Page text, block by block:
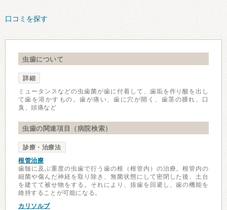
口コミを探す
虫歯について
詳細
ミュータンスなどの虫歯菌が歯に付着して、歯垢を作り酸を出し
て歯を溶かすもの。歯が痛い、歯に穴が開く、歯茎の腫れ、口
臭、頭痛など
虫歯の関連項目（病院検索）
診療・治療法
根管治療
歯髄に及ぶ重度の虫歯で行う歯の根（根管内）の治療。根管内の
細菌や傷んだ神経を取り除き、無菌状態にして密閉した後、土台
を建てて被せ物をする。それにより、抜歯を回避し、歯の機能を
維持することが可能になる。
カリソルブ